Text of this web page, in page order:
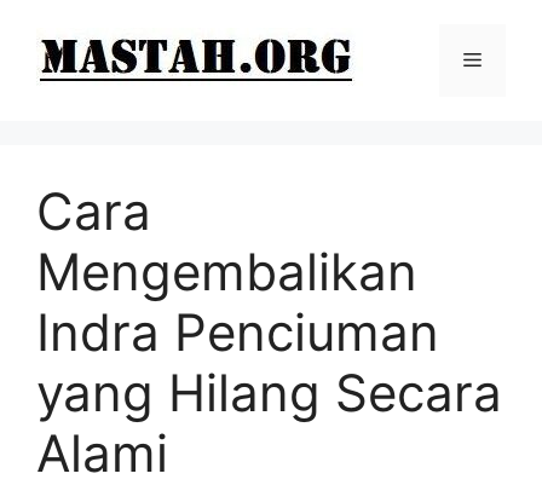
Menu
Cara
Mengembalikan
Indra Penciuman
yang Hilang Secara
Alami